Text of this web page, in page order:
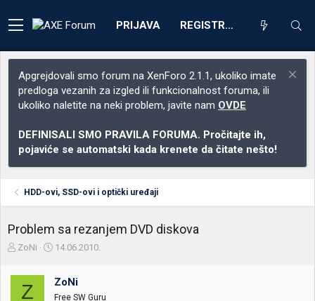
PRIJAVA REGISTRACIJA
Apgrejdovali smo forum na XenForo 2.1.1, ukoliko imate
predloga vezanih za izgled ili funkcionalnost foruma, ili
ukoliko naletite na neki problem, javite nam OVDE
DEFINISALI SMO PRAVILA FORUMA. Pročitajte ih,
pojaviće se automatski kada krenete da čitate nešto!
HDD-ovi, SSD-ovi i optički uređaji
Problem sa rezanjem DVD diskova
Z
ZoNi
D
u
m
14.06.2010.
Z ZoNi
Free SW Guru